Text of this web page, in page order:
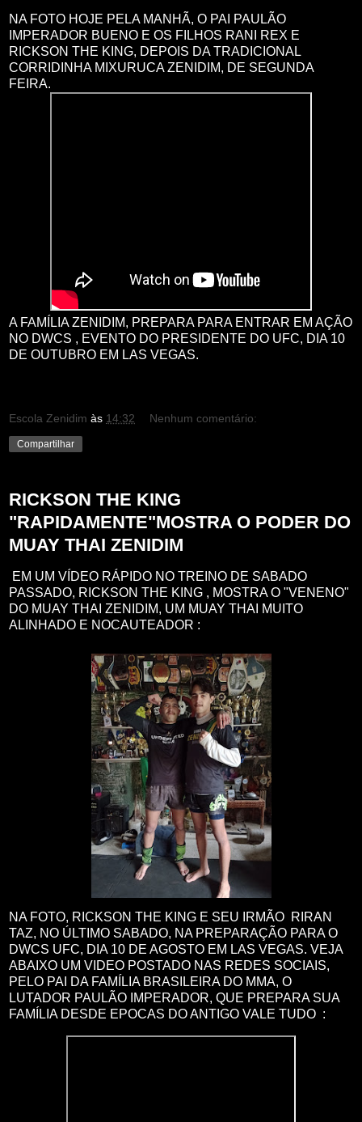
NA FOTO HOJE PELA MANHÃ, O PAI PAULÃO
IMPERADOR BUENO E OS FILHOS RANI REX E
RICKSON THE KING, DEPOIS DA TRADICIONAL
CORRIDINHA MIXURUCA ZENIDIM, DE SEGUNDA
FEIRA.
A FAMÍLIA ZENIDIM, PREPARA PARA ENTRAR EM AÇÃO
NO DWCS , EVENTO DO PRESIDENTE DO UFC, DIA 10
DE OUTUBRO EM LAS VEGAS.
Escola Zenidim às 14:32 Nenhum comentário:
Compartilhar
RICKSON THE KING
"RAPIDAMENTE"MOSTRA O PODER DO
MUAY THAI ZENIDIM
EM UM VÍDEO RÁPIDO NO TREINO DE SABADO
PASSADO, RICKSON THE KING , MOSTRA O "VENENO"
DO MUAY THAI ZENIDIM, UM MUAY THAI MUITO
ALINHADO E NOCAUTEADOR :
NA FOTO, RICKSON THE KING E SEU IRMÃO RIRAN
TAZ, NO ÚLTIMO SABADO, NA PREPARAÇÃO PARA O
DWCS UFC, DIA 10 DE AGOSTO EM LAS VEGAS. VEJA
ABAIXO UM VIDEO POSTADO NAS REDES SOCIAIS,
PELO PAI DA FAMÍLIA BRASILEIRA DO MMA, O
LUTADOR PAULÃO IMPERADOR, QUE PREPARA SUA
FAMÍLIA DESDE EPOCAS DO ANTIGO VALE TUDO :